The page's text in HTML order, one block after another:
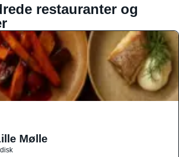
restauranter og
Mølle